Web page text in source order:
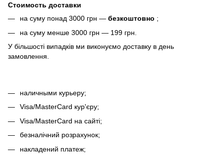
Стоимость доставки
на суму понад 3000 грн — безкоштовно ;
на суму менше 3000 грн — 199 грн.
У більшості випадків ми виконуємо доставку в день
замовлення.
наличными курьеру;
Visa/MasterCard кур'єру;
Visa/MasterCard на сайті;
безналічний розрахунок;
накладений платеж;